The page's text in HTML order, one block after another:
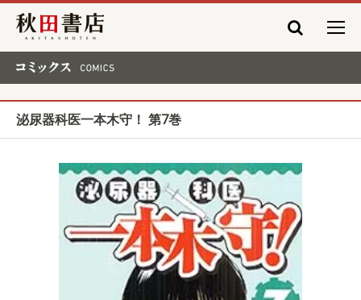
秋田書店
泌尿器科医一本木守！ 第7巻